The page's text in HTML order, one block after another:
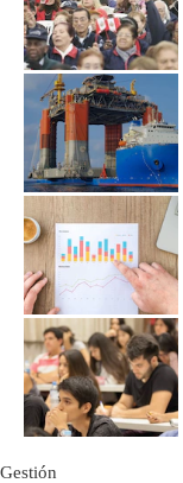
Gestión